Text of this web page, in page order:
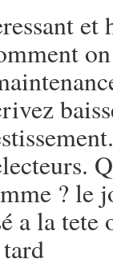
et
? le
a la tete